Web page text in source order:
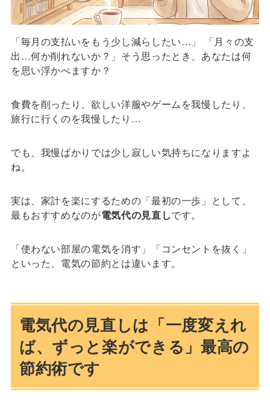
「毎月の支払いをもう少し減らしたい…」 「月々の支
出…何か削れないか？」そう思ったとき、あなたは何
を思い浮かべますか？
食費を削ったり、欲しい洋服やゲームを我慢したり、
旅行に行くのを我慢したり…
でも、我慢ばかりでは少し寂しい気持ちになりますよ
ね。
実は、家計を楽にするための「最初の一歩」として、
最もおすすめなのが電気代の見直しです。
「使わない部屋の電気を消す」「コンセントを抜く」
といった、電気の節約とは違います。
電気代の見直しは「一度変えれ
ば、ずっと楽ができる」最高の
節約術です